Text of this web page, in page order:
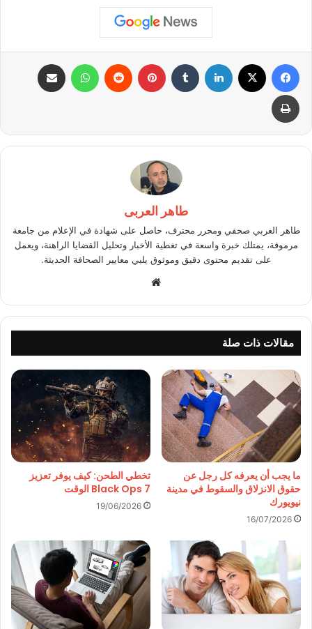
فيسبوك لينكدإن بينتيريست واتساب
طباعة
طاهر العربى
طاهر العربي صحفي ومحرر محترف، حاصل على شهادة في الإعلام من جامعة
مرموقة، يمتلك خبرة واسعة في تغطية الأخبار وتحليل القضايا الراهنة، ويعمل
على تقديم محتوى دقيق وموثوق يلبي معايير الصحافة الحديثة.
مقالات ذات صلة
ما يجب أن يعرفه كل رجل عن
حقوق الانزلاق والسقوط في مدينة
نيويورك
16/07/2026
تخطي الطحن: كيف يوفر تعزيز
Black Ops 7 الوقت
19/06/2026